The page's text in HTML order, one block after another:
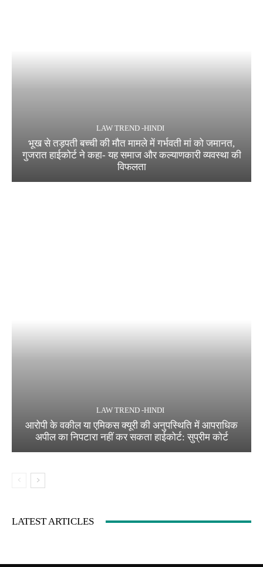
LAW TREND -HINDI
भूख से तड़पती बच्ची की मौत मामले में गर्भवती मां को जमानत,
गुजरात हाईकोर्ट ने कहा- यह समाज और कल्याणकारी व्यवस्था की
विफलता
LAW TREND -HINDI
आरोपी के वकील या एमिकस क्यूरी की अनुपस्थिति में आपराधिक
अपील का निपटारा नहीं कर सकता हाईकोर्ट: सुप्रीम कोर्ट
LATEST ARTICLES